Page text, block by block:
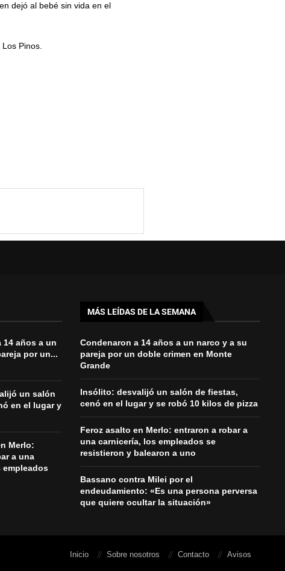
dejó al bebé sin vida en el
Pinos.
14 años a un
por un...
un salón
en el lugar y
Merlo:
a una
empleados
MÁS LEÍDAS DE LA SEMANA
Condenaron a 14 años a un narco y a su
pareja por un doble crimen en Monte
Grande
Insólito: desvalijó un salón de fiestas,
cenó en el lugar y se robó 10 kilos de pizza
Feroz asalto en Merlo: entraron a robar a
una carnicería, los empleados se
resistieron y balearon a uno
Bassano contra Milei por el
endeudamiento: «Es una persona perversa
que quiere ocultar la situación»
Inicio Sobre nosotros Contacto Avisos